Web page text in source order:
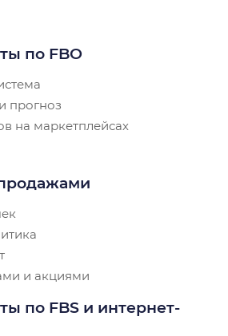
по FBO
прогноз
на маркетплейсах
и акциями
по FBS и интернет-